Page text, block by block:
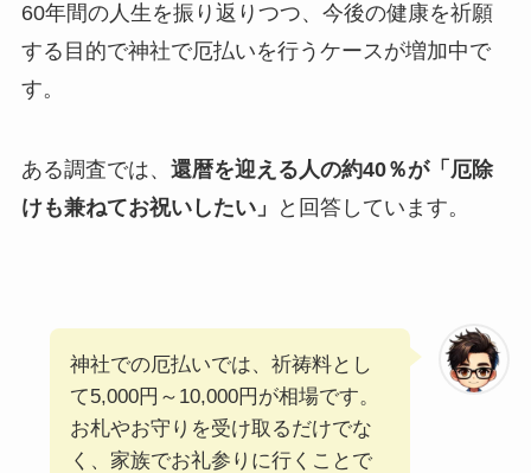
60年間の人生を振り返りつつ、今後の健康を祈願
する目的で神社で厄払いを行うケースが増加中で
す。
ある調査では、 還暦を迎える人の約40％が「厄除
けも兼ねてお祝いしたい」
と回答しています。
神社での厄払いでは、祈祷料とし
て5,000円～10,000円が相場です。
お札やお守りを受け取るだけでな
く、家族でお礼参りに行くことで